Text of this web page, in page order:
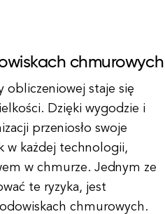
chmurowych
obliczeniowej staje się
Dzięki wygodzie i
przeniosło swoje
w każdej technologii,
w chmurze. Jednym ze
te ryzyka, jest
chmurowych.